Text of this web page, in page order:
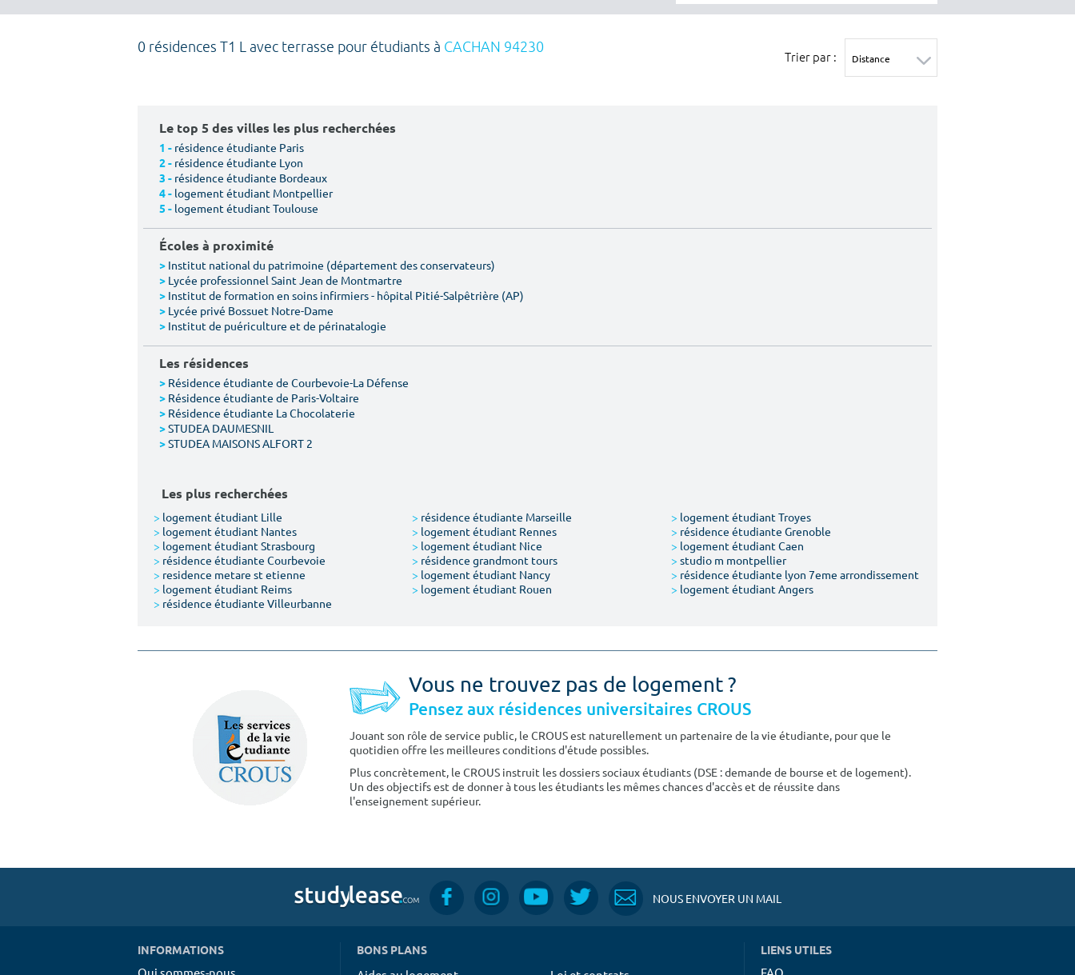
0 résidences T1 L avec terrasse pour étudiants à CACHAN 94230
Trier par :
Le top 5 des villes les plus recherchées
1 - résidence étudiante Paris
2 - résidence étudiante Lyon
3 - résidence étudiante Bordeaux
4 - logement étudiant Montpellier
5 - logement étudiant Toulouse
Écoles à proximité
> Institut national du patrimoine (département des conservateurs)
> Lycée professionnel Saint Jean de Montmartre
> Institut de formation en soins infirmiers - hôpital Pitié-Salpêtrière (AP)
> Lycée privé Bossuet Notre-Dame
> Institut de puériculture et de périnatalogie
Les résidences
> Résidence étudiante de Courbevoie-La Défense
> Résidence étudiante de Paris-Voltaire
> Résidence étudiante La Chocolaterie
>STUDEA DAUMESNIL
>STUDEA MAISONS ALFORT 2
Les plus recherchées
> logement étudiant Lille > résidence étudiante Marseille > logement étudiant Troyes
> logement étudiant Nantes > logement étudiant Rennes > résidence étudiante Grenoble
> logement étudiant Strasbourg > logement étudiant Nice > logement étudiant Caen
> résidence étudiante Courbevoie > résidence grandmont tours > studio m montpellier
> residence metare st etienne > logement étudiant Nancy > résidence étudiante lyon 7eme arrondissement
> logement étudiant Reims > logement étudiant Rouen > logement étudiant Angers
> résidence étudiante Villeurbanne
Vous ne trouvez pas de logement ?
Pensez aux résidences universitaires CROUS
Jouant son rôle de service public, le CROUS est naturellement un partenaire de la vie étudiante, pour que le
quotidien offre les meilleures conditions d'étude possibles.
Plus concrètement, le CROUS instruit les dossiers sociaux étudiants (DSE : demande de bourse et de logement).
Un des objectifs est de donner à tous les étudiants les mêmes chances d'accès et de réussite dans
l'enseignement supérieur.
NOUS ENVOYER UN MAIL
INFORMATIONS BONS PLANS LIENS UTILES